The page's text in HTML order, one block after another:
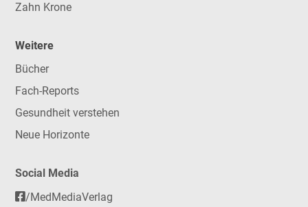
Zahn Krone
Weitere
Bücher
Fach-Reports
Gesundheit verstehen
Neue Horizonte
Social Media
/MedMediaVerlag